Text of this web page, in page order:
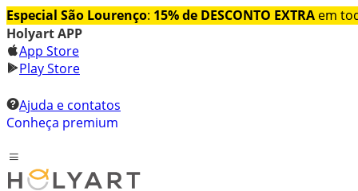
Especial São Lourenço: 15% de DESCONTO EXTRA em
Holyart APP
App Store
Play Store
Ajuda e contatos
Conheça premium